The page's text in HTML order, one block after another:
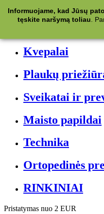
Kategorijos
Kvepalai
Plaukų
Sveikatai ir
Maisto papildai
Technika
Ortopedinės
RINKINIAI
Pristatymas nuo 2 EUR
Informuojame, kad Jūsų
tęskite naršymą toliau